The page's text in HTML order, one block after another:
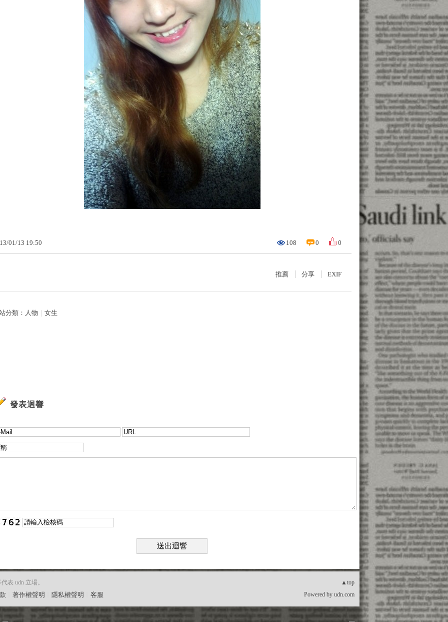
/01/13 19:50 108 0 0
推薦 分享 EXIF
分類： 人物 女生
發表迴響
送出迴響
▲top
表 udn 立場。
著作權聲明 隱私權聲明 客服 Powered by udn.com